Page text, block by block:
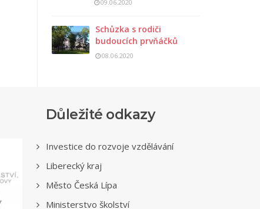
09.06.2020
Schůzka s rodiči
budoucích prvňáčků
08.06.2020
Důležité odkazy
Investice do rozvoje vzdělávání
Liberecký kraj
Město Česká Lípa
Ministerstvo školství